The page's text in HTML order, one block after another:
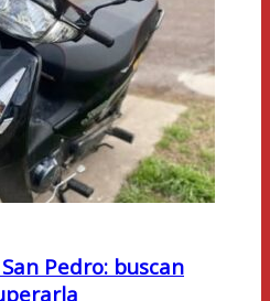
Pedro: buscan